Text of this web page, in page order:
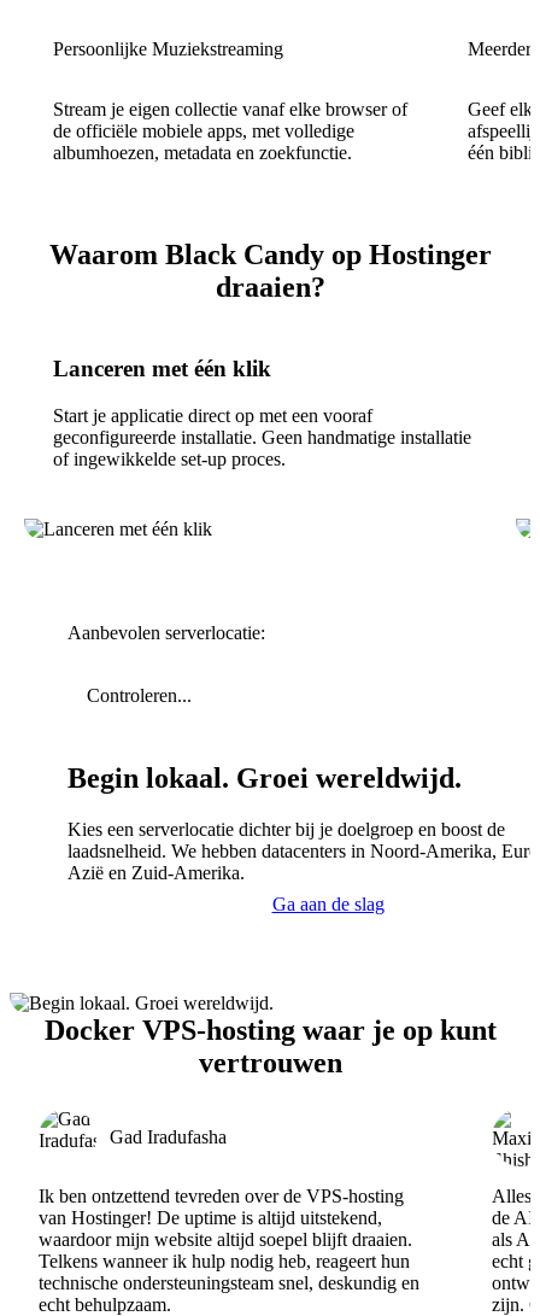
Persoonlijke Muziekstreaming
Stream je eigen collectie vanaf elke browser of
de officiële mobiele apps, met volledige
albumhoezen, metadata en zoekfunctie.
Geef
één
Waarom Black Candy op Hostinger
draaien?
Lanceren met één klik
Start je applicatie direct op met een vooraf
geconfigureerde installatie. Geen handmatige installatie
of ingewikkelde set-up proces.
Aanbevolen serverlocatie:
Controleren...
Begin lokaal. Groei wereldwijd.
Kies een serverlocatie dichter bij je doelgroep en boost de
laadsnelheid. We hebben datacenters in Noord-Amerika,
Azië en Zuid-Amerika.
Ga aan de slag
Docker VPS-hosting waar je op kunt
vertrouwen
Gad Iradufasha
Ik ben ontzettend tevreden over de VPS-hosting
van Hostinger! De uptime is altijd uitstekend,
waardoor mijn website altijd soepel blijft draaien.
Telkens wanneer ik hulp nodig heb, reageert hun
technische ondersteuningsteam snel, deskundig en
echt behulpzaam.
Alles
de
als AI
echt
zijn.